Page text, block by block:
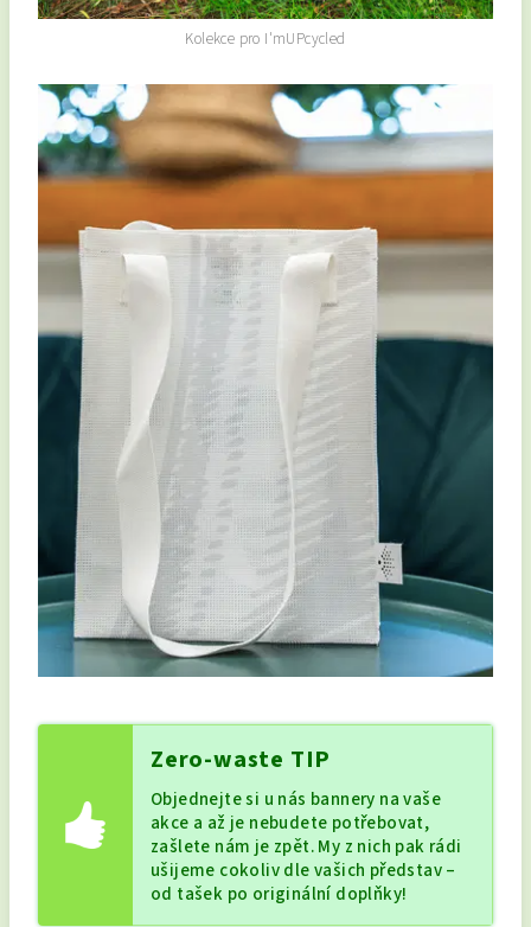
Kolekce pro I'mUPcycled
Zero-waste TIP
Objednejte si u nás bannery na vaše
akce a až je nebudete potřebovat,
zašlete nám je zpět. My z nich pak rádi
ušijeme cokoliv dle vašich představ –
od tašek po originální doplňky!